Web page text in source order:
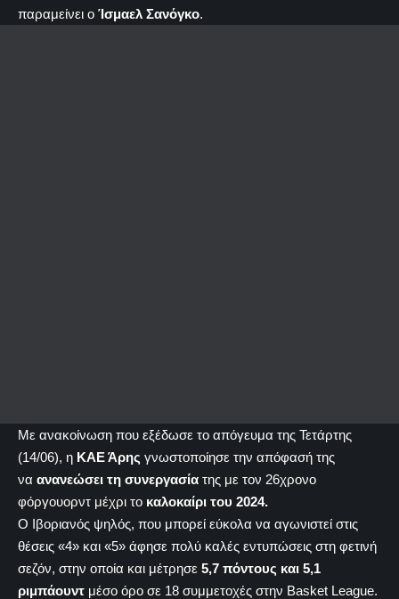
παραμείνει ο Ίσμαελ Σανόγκο.
Με ανακοίνωση που εξέδωσε το απόγευμα της Τετάρτης
(14/06), η ΚΑΕ Άρης γνωστοποίησε την απόφασή της
να ανανεώσει τη συνεργασία της με τον 26χρονο
φόργουορντ μέχρι το καλοκαίρι του 2024.
Ο Ιβοριανός ψηλός, που μπορεί εύκολα να αγωνιστεί στις
θέσεις «4» και «5» άφησε πολύ καλές εντυπώσεις στη φετινή
σεζόν, στην οποία και μέτρησε 5,7 πόντους και 5,1
ριμπάουντ μέσο όρο σε 18 συμμετοχές στην Basket League.